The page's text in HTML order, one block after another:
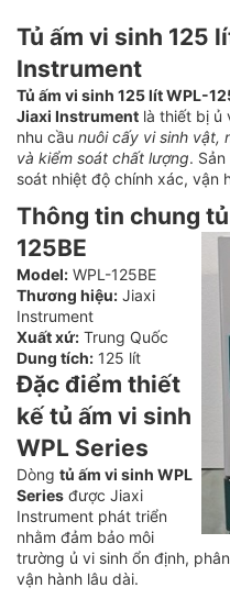
Tủ ấm vi sinh 125
Instrument
Tủ ấm vi sinh 125 lít WPL-
Jiaxi Instrument là thiết bị ủ
nhu cầu nuôi cấy vi sinh vật,
và kiểm soát chất lượng.
soát nhiệt độ chính xác, vận
Thông tin chung
125BE
Model: WPL-125BE
Thương hiệu: Jiaxi
Instrument
Xuất xứ: Trung Quốc
Dung tích: 125 lít
Đặc điểm thiết
kế tủ ấm vi sinh
WPL Series
Dòng tủ ấm vi sinh WPL
Series được Jiaxi
Instrument phát triển
nhằm đảm bảo môi
trường ủ vi sinh ổn định,
vận hành lâu dài.